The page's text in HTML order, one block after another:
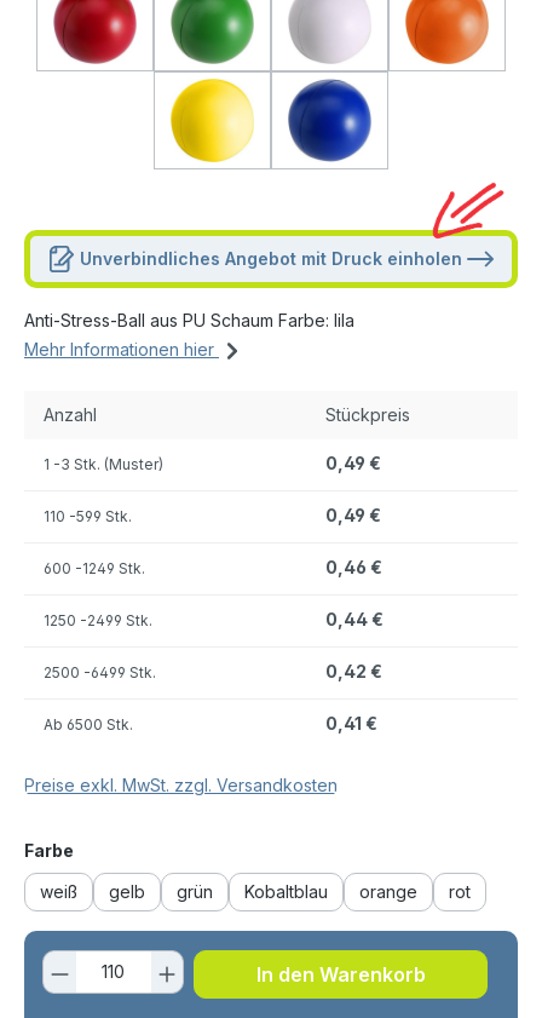
Unverbindliches Angebot mit Druck einholen
Anti-Stress-Ball aus PU Schaum Farbe: lila
Mehr Informationen hier
Anzahl Stückpreis
1 -3 Stk. (Muster) 0,49 €
110 -599 Stk. 0,49 €
600 -1249 Stk. 0,46 €
1250 -2499 Stk. 0,44 €
2500 -6499 Stk. 0,42 €
Ab 6500 Stk. 0,41 €
Preise exkl. MwSt. zzgl. Versandkosten
Farbe
weiß gelb grün Kobaltblau orange rot
Produkt Anzahl: Gib den
In den Warenkorb